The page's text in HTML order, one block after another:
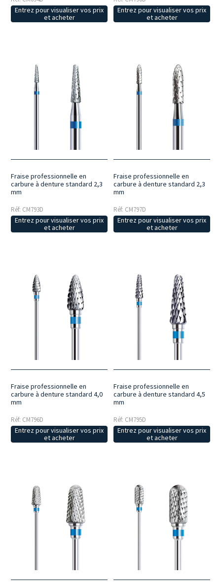
Entrez pour visualiser vos prix
et acheter
Entrez pour visualiser vos prix
et acheter
Fraise professionnelle en
carbure à denture standard 2,3
mm
Réf: CM793D
Entrez pour visualiser vos prix
et acheter
Fraise professionnelle en
carbure à denture standard 2,3
mm
Réf: CM797D
Entrez pour visualiser vos prix
et acheter
Fraise professionnelle en
carbure à denture standard 4,0
mm
Réf: CM796D
Entrez pour visualiser vos prix
et acheter
Fraise professionnelle en
carbure à denture standard 4,5
mm
Réf: CM795D
Entrez pour visualiser vos prix
et acheter